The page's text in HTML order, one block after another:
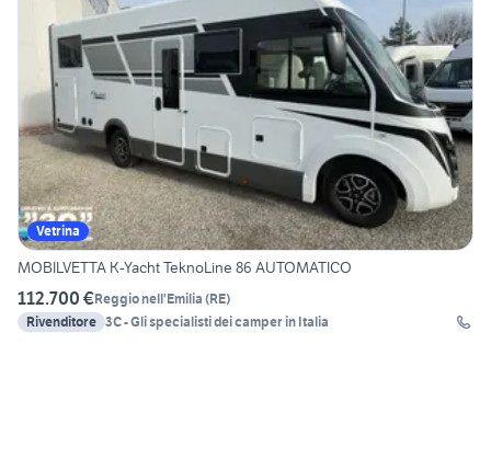
Vetrina
MOBILVETTA K-Yacht TeknoLine 86 AUTOMATICO
112.700 €Reggio nell'Emilia (RE)
Rivenditore 3C - Gli specialisti dei camper in Italia